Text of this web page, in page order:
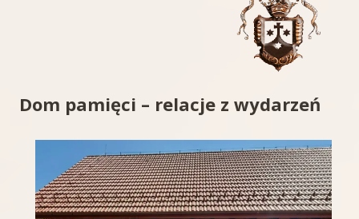
Dom pamięci – relacje z wydarzeń